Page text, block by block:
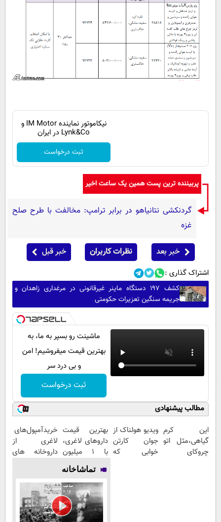
نیکاموتور نماینده IM Motor و
Lynk&Co در ایران
ثبت درخواست
پربیننده ترین پست همین یک ساعت اخیر
گردنکشی نتانیاهو در برابر ترامپ: مخالفت با طرح صلح
غزه
خبر بعد نظرات کاربران خبر قبل
اشتراک گذاری :
کشف ۱۹۷ دستگاه ماینر غیرقانونی در مرغداری زاهدان و
جریمه سنگین تعزیرات حکومتی
ماشینت رو بسپر به ما، به
بهترین قیمت میفروشیم! امن
و بی درد سر
ثبت درخواست
مطالب پیشنهادی
این کرم
گیاهی،مثل اتو
چروکای
ویدیو هولناک از
جوان کارتن
خوابی که
بهترین قیمت
داروهای لاغری،
با ۱ میلیون
تخفیف و ارسال
از داروخانه‌
خریدآمپول‌های
لاغری از
داروخانه های
پک یخ!
تماشاخانه